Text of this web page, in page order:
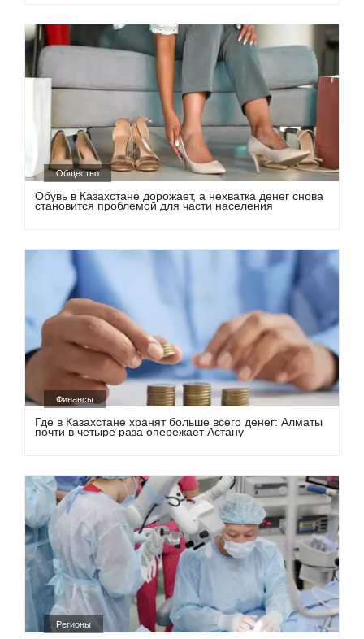
Общество
Обувь в Казахстане дорожает, а нехватка денег снова
становится проблемой для части населения
Финансы
Где в Казахстане хранят больше всего денег: Алматы
почти в четыре раза опережает Астану
Регионы